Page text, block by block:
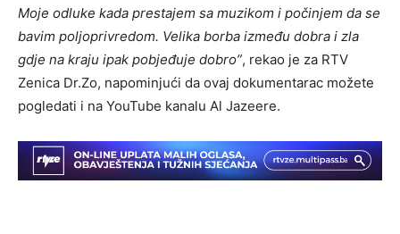
Moje odluke kada prestajem sa muzikom i počinjem da se
bavim poljoprivredom. Velika borba između dobra i zla
gdje na kraju ipak pobjeđuje dobro”, rekao je za RTV
Zenica Dr.Zo, napominjući da ovaj dokumentarac možete
pogledati i na YouTube kanalu Al Jazeere.